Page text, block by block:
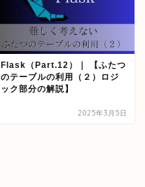
Flask（Part.12）｜ 【ふたつ
のテーブルの利用（２）ロジ
ック部分の解説】
2025年3月5日